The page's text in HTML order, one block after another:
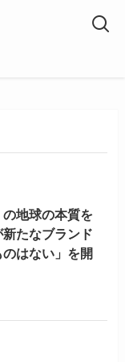
の地球の本質を
たなブランド
はない」を開